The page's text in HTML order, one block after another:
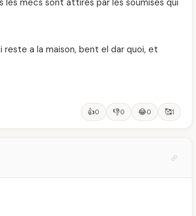
les mecs sont attirés par les soumises qui
reste a la maison, bent el dar quoi, et
👍0 👎0 😂0 🥰1